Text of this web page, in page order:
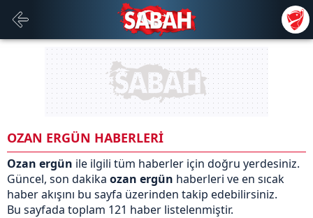
OZAN ERGÜN HABERLERİ
Ozan ergün ile ilgili tüm haberler için doğru yerdesiniz.
Güncel, son dakika ozan ergün haberleri ve en sıcak
haber akışını bu sayfa üzerinden takip edebilirsiniz.
Bu sayfada toplam 121 haber listelenmiştir.